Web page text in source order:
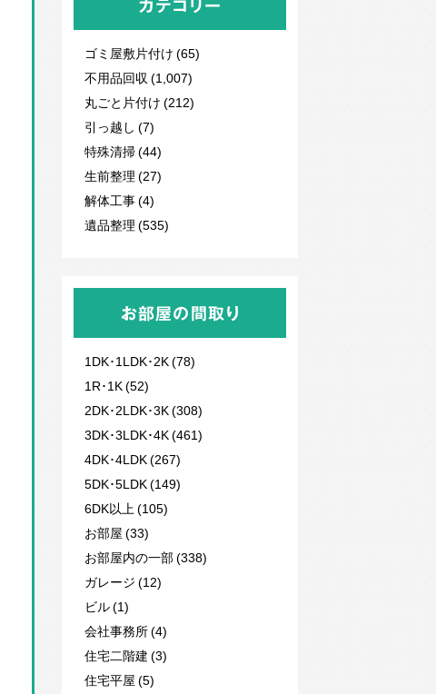
カテゴリー
ゴミ屋敷片付け (65)
不用品回収 (1,007)
丸ごと片付け (212)
引っ越し (7)
特殊清掃 (44)
生前整理 (27)
解体工事 (4)
遺品整理 (535)
お部屋の間取り
1DK･1LDK･2K (78)
1R･1K (52)
2DK･2LDK･3K (308)
3DK･3LDK･4K (461)
4DK･4LDK (267)
5DK･5LDK (149)
6DK以上 (105)
お部屋 (33)
お部屋内の一部 (338)
ガレージ (12)
ビル (1)
会社事務所 (4)
住宅二階建 (3)
住宅平屋 (5)